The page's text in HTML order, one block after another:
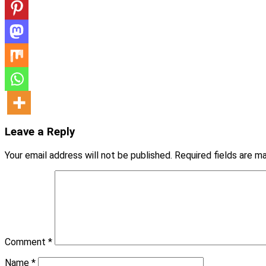
Leave a Reply
Your email address will not be published. Required fields are
Comment *
Name *